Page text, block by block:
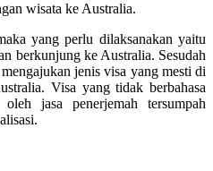
wisata ke Australia.
yang perlu dilaksanakan yaitu
berkunjung ke Australia. Sesudah
jenis visa yang mesti di
Visa yang tidak berbahasa
jasa penerjemah tersumpah